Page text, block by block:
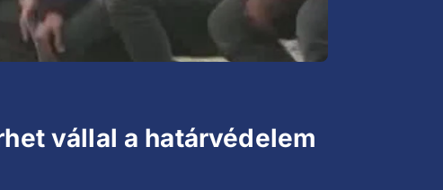
vállal a határvédelem